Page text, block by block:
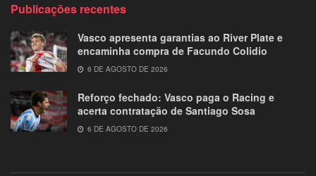
Publicações recentes
Vasco apresenta garantias ao River Plate e
encaminha compra de Facundo Colidio
6 DE AGOSTO DE 2026
Reforço fechado: Vasco paga o Racing e
acerta contratação de Santiago Sosa
6 DE AGOSTO DE 2026